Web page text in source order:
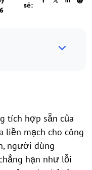
sẻ:
tích hợp sẵn của
liền mạch cho công
người dùng
hạn như lỗi